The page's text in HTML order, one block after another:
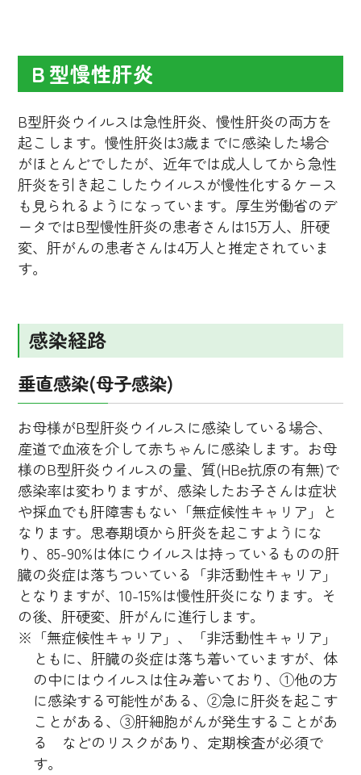
Ｂ型慢性肝炎
B型肝炎ウイルスは急性肝炎、慢性肝炎の両方を
起こします。慢性肝炎は3歳までに感染した場合
がほとんどでしたが、近年では成人してから急性
肝炎を引き起こしたウイルスが慢性化するケース
も見られるようになっています。厚生労働省のデ
ータではB型慢性肝炎の患者さんは15万人、肝硬
変、肝がんの患者さんは4万人と推定されていま
す。
感染経路
垂直感染(母子感染)
お母様がB型肝炎ウイルスに感染している場合、
産道で血液を介して赤ちゃんに感染します。お母
様のB型肝炎ウイルスの量、質(HBe抗原の有無)で
感染率は変わりますが、感染したお子さんは症状
や採血でも肝障害もない「無症候性キャリア」と
なります。思春期頃から肝炎を起こすようにな
り、85-90%は体にウイルスは持っているものの肝
臓の炎症は落ちついている「非活動性キャリア」
となりますが、10-15%は慢性肝炎になります。そ
の後、肝硬変、肝がんに進行します。
※「無症候性キャリア」、「非活動性キャリア」
ともに、肝臓の炎症は落ち着いていますが、体
の中にはウイルスは住み着いており、①他の方
に感染する可能性がある、②急に肝炎を起こす
ことがある、③肝細胞がんが発生することがあ
る などのリスクがあり、定期検査が必須で
す。